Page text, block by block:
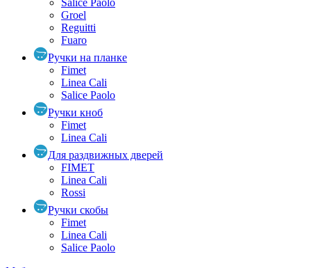
Groel
Reguitti
Fuaro
Ручки на планке
Fimet
Linea Cali
Salice Paolo
Ручки кноб
Fimet
Linea Cali
Для раздвижных дверей
FIMET
Linea Cali
Rossi
Ручки скобы
Fimet
Linea Cali
Salice Paolo